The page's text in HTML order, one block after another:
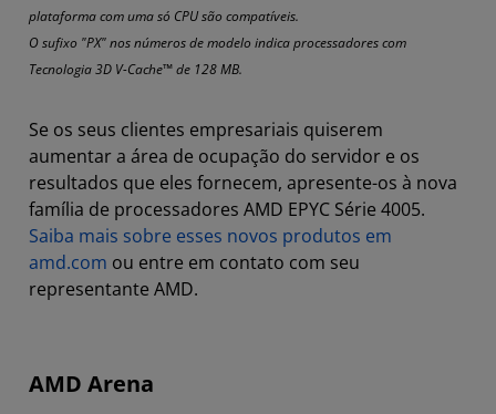
plataforma com uma só CPU são compatíveis.
O sufixo "PX" nos números de modelo indica processadores com
Tecnologia 3D V-Cache™ de 128 MB.
Se os seus clientes empresariais quiserem
aumentar a área de ocupação do servidor e os
resultados que eles fornecem, apresente-os à nova
família de processadores AMD EPYC Série 4005.
Saiba mais sobre esses novos produtos em
amd.com ou entre em contato com seu
representante AMD.
AMD Arena